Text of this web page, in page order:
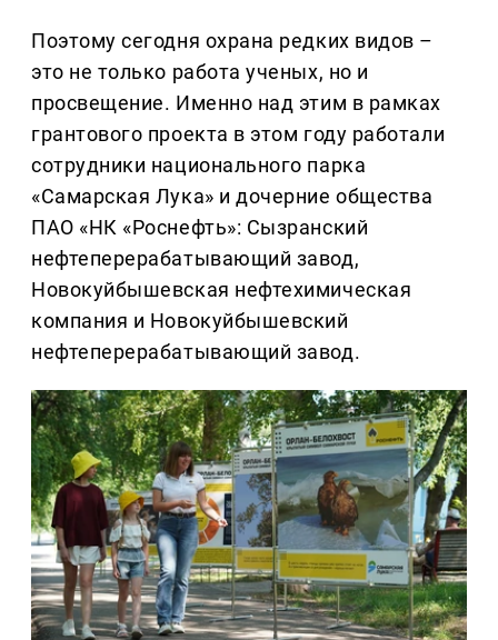
Поэтому сегодня охрана редких видов –
это не только работа ученых, но и
просвещение. Именно над этим в рамках
грантового проекта в этом году работали
сотрудники национального парка
«Самарская Лука» и дочерние общества
ПАО «НК «Роснефть»: Сызранский
нефтеперерабатывающий завод,
Новокуйбышевская нефтехимическая
компания и Новокуйбышевский
нефтеперерабатывающий завод.